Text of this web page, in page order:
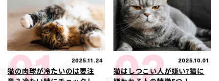
2025.11.24
猫の肉球が冷たいのは要注
2025.10.01
猫はしつこい人が嫌い?猫に